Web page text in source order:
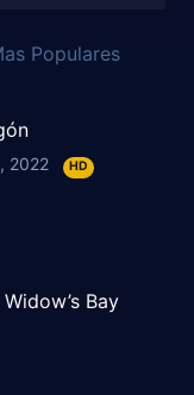
Populares
2022 HD
Bay